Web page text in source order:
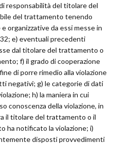
responsabilità del titolare del
del trattamento tenendo
organizzative da essi messe in
e) eventuali precedenti
dal titolare del trattamento o
f) il grado di cooperazione
di porre rimedio alla violazione
negativi; g) le categorie di dati
h) la maniera in cui
conoscenza della violazione, in
il titolare del trattamento o il
ha notificato la violazione; i)
disposti provvedimenti